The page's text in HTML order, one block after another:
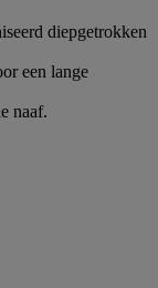
diepgetrokken
een lange
naaf.